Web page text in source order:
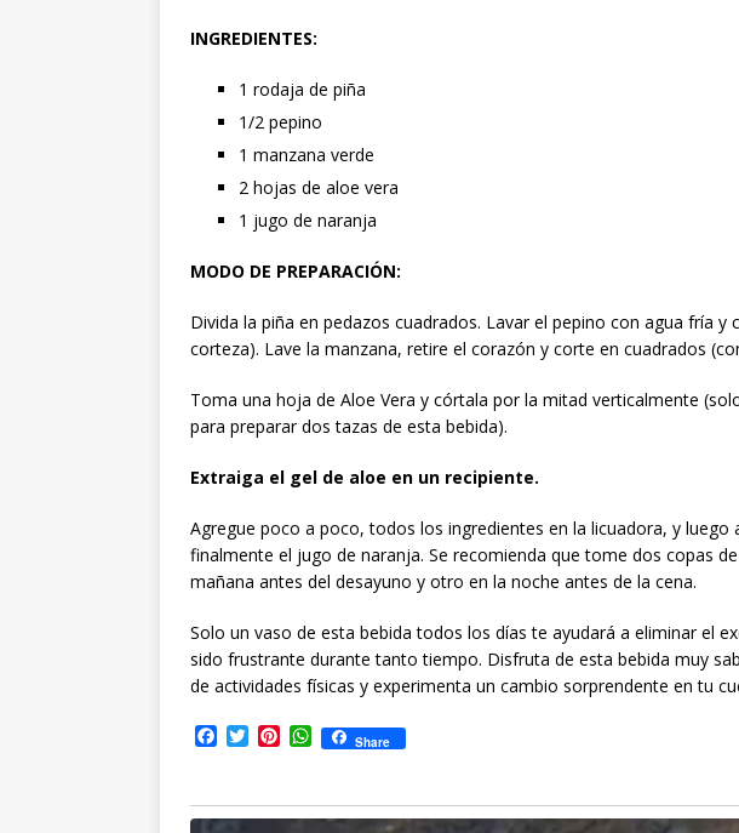
INGREDIENTES:
1 rodaja de piña
1/2 pepino
1 manzana verde
2 hojas de aloe vera
1 jugo de naranja
MODO DE PREPARACIÓN:
Divida la piña en pedazos cuadrados. Lavar el pepino con agua fría
corteza). Lave la manzana, retire el corazón y corte en cuadrados
Toma una hoja de Aloe Vera y córtala por la mitad verticalmente
para preparar dos tazas de esta bebida).
Extraiga el gel de aloe en un recipiente.
Agregue poco a poco, todos los ingredientes en la licuadora, y luego
finalmente el jugo de naranja. Se recomienda que tome dos copas
mañana antes del desayuno y otro en la noche antes de la cena.
Solo un vaso de esta bebida todos los días te ayudará a eliminar el
sido frustrante durante tanto tiempo. Disfruta de esta bebida muy
de actividades físicas y experimenta un cambio sorprendente en tu
e
b
T
t
t
P
t
e
W
h
t
s
Share